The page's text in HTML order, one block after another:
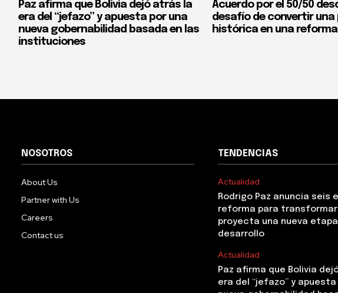
Paz afirma que Bolivia dejó atrás la
era del “jefazo” y apuesta por una
nueva gobernabilidad basada en las
instituciones
Acuerdo por el 50/50
desafío de convertir una
histórica en una
NOSOTROS
About Us
Partner with Us
Careers
Contact us
TENDENCIAS
Actualidad
Rodrigo Paz anuncia seis
reforma para transformar
proyecta una nueva
desarrollo
Actualidad
Paz afirma que Bolivia
era del “jefazo” y apuesta